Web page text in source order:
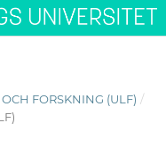
FORSKNING (ULF) /